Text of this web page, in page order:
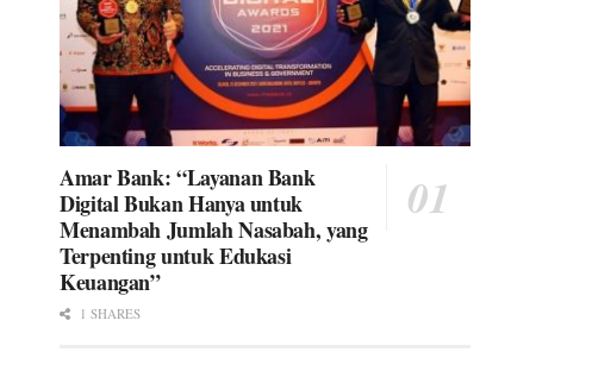
Amar Bank: “Layanan Bank
Digital Bukan Hanya untuk
Menambah Jumlah Nasabah, yang
Terpenting untuk Edukasi
Keuangan”
1 SHARES